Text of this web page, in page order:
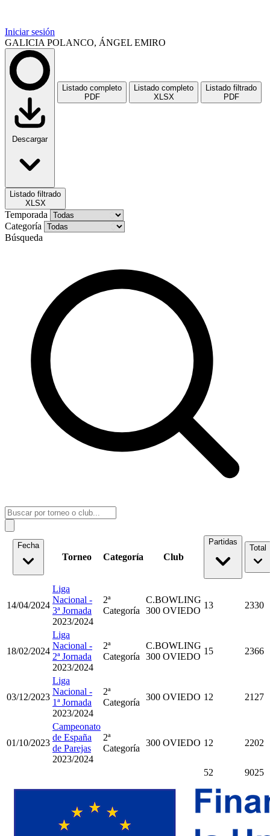
Iniciar sesión
GALICIA POLANCO, ÁNGEL EMIRO
Descargar
Listado completo
PDF
Listado completo
XLSX
Listado filtrado
PDF
Listado filtrado
XLSX
Temporada
Categoría
Búsqueda
Fecha
Torneo Categoría Club
Partidas
Total
14/04/2024
Liga
Nacional -
3ª Jornada
2023/2024
2ª
Categoría
C.BOWLING
300 OVIEDO
13 2330
18/02/2024
Liga
Nacional -
2ª Jornada
2023/2024
2ª
Categoría
C.BOWLING
300 OVIEDO
15 2366
03/12/2023
Liga
Nacional -
1ª Jornada
2023/2024
2ª
Categoría
300 OVIEDO 12 2127
01/10/2023
Campeonato
de España
de Parejas
2023/2024
2ª
Categoría
300 OVIEDO 12 2202
52 9025